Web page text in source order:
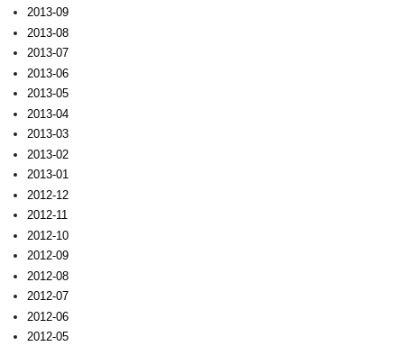
2013-09
2013-08
2013-07
2013-06
2013-05
2013-04
2013-03
2013-02
2013-01
2012-12
2012-11
2012-10
2012-09
2012-08
2012-07
2012-06
2012-05